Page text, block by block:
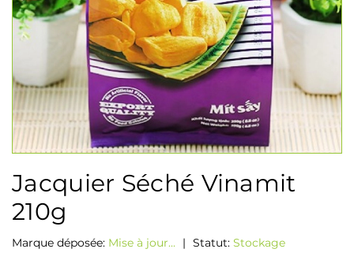
Jacquier Séché Vinamit
210g
Marque déposée: Mise à jour... | Statut: Stockage